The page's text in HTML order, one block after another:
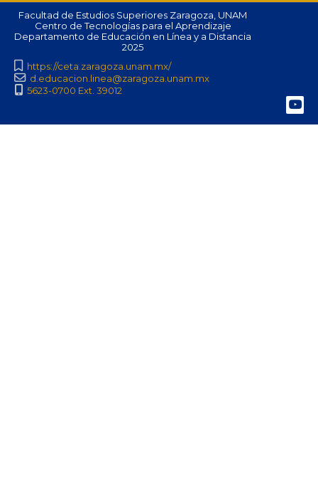
Facultad de Estudios Superiores Zaragoza, UNAM
Centro de Tecnologías para el Aprendizaje
Departamento de Educación en Línea y a Distancia
2025
https://ceta.zaragoza.unam.mx/
d.educacion.linea@zaragoza.unam.mx
5623-0700 Ext. 39012